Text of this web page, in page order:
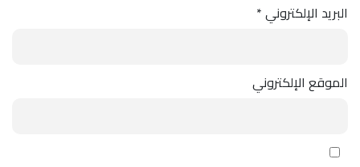
البريد الإلكتروني*
الموقع الإلكتروني